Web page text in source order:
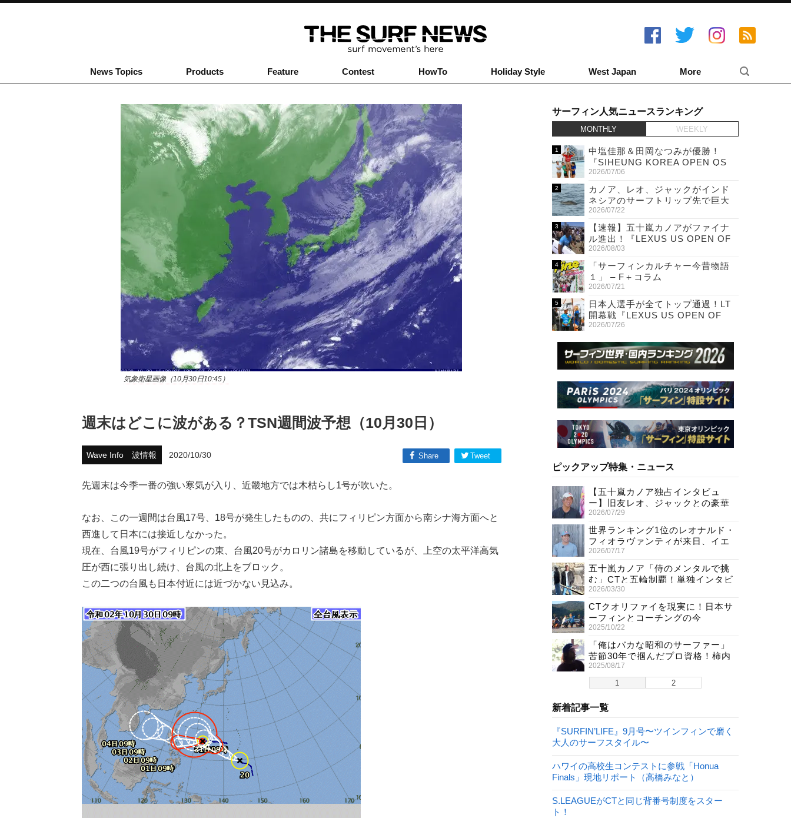
News Topics Products Feature Contest HowTo Holiday Style West Japan More
気象衛星画像（10月30日10:45）
週末はどこに波がある？TSN週間波予想（10月30日）
Wave Info 波情報 2020/10/30 Tweet
Share
先週末は今季一番の強い寒気が入り、近畿地方では木枯らし1号が吹いた。
なお、この一週間は台風17号、18号が発生したものの、共にフィリピン方面から南シナ海方面へと
西進して日本には接近しなかった。
現在、台風19号がフィリピンの東、台風20号がカロリン諸島を移動しているが、上空の太平洋高気
圧が西に張り出し続け、台風の北上をブロック。
この二つの台風も日本付近には近づかない見込み。
サーフィン人気ニュースランキング
MONTHLY WEEKLY
中塩佳那＆田岡なつみが優勝！
『SIHEUNG KOREA OPEN QS
6,000 & LQS』
2026/07/06
カノア、レオ、ジャックがインド
ネシアのサーフトリップ先で巨大
ワニと遭遇！
2026/07/22
【速報】五十嵐カノアがファイナ
ル進出！『LEXUS US OPEN OF
SURFING』
2026/08/03
「サーフィンカルチャー今昔物語
１」 – F＋コラム
2026/07/21
日本人選手が全てトップ通過！LT
開幕戦『LEXUS US OPEN OF
SURFING』初日
2026/07/26
ピックアップ特集・ニュース
1 2
【五十嵐カノア独占インタビュ
ー】旧友レオ、ジャックとの豪華
プライベートセッション
2026/07/29
世界ランキング1位のレオナルド・
フィオラヴァンティが来日、イエ
ロージャージ獲得直後の独占イン
タビュー
2026/07/17
五十嵐カノア「侍のメンタルで挑
む」CTと五輪制覇！単独インタビ
ューで熱弁
2026/03/30
CTクオリファイを現実に！日本サ
ーフィンとコーチングの今
2025/10/22
「俺はバカな昭和のサーファー」
苦節30年で掴んだプロ資格！柿内
聖文(54)の生き様
2025/08/17
新着記事一覧
『SURFIN’LIFE』9月号〜ツインフィンで磨く
大人のサーフスタイル〜
ハワイの高校生コンテストに参戦「Honua
Finals」現地リポート（高橋みなと）
S.LEAGUEがCTと同じ背番号制度をスター
ト！